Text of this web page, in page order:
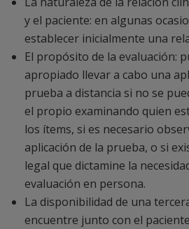
y el paciente: en algunas
establecer inicialmente una
El propósito de la evaluación:
apropiado llevar a cabo una
prueba a distancia si no se
el propio examinando quien
los ítems, si es necesario
aplicación de la prueba, o si
legal que dictamine la
evaluación en persona.
La disponibilidad de una
encuentre junto con el